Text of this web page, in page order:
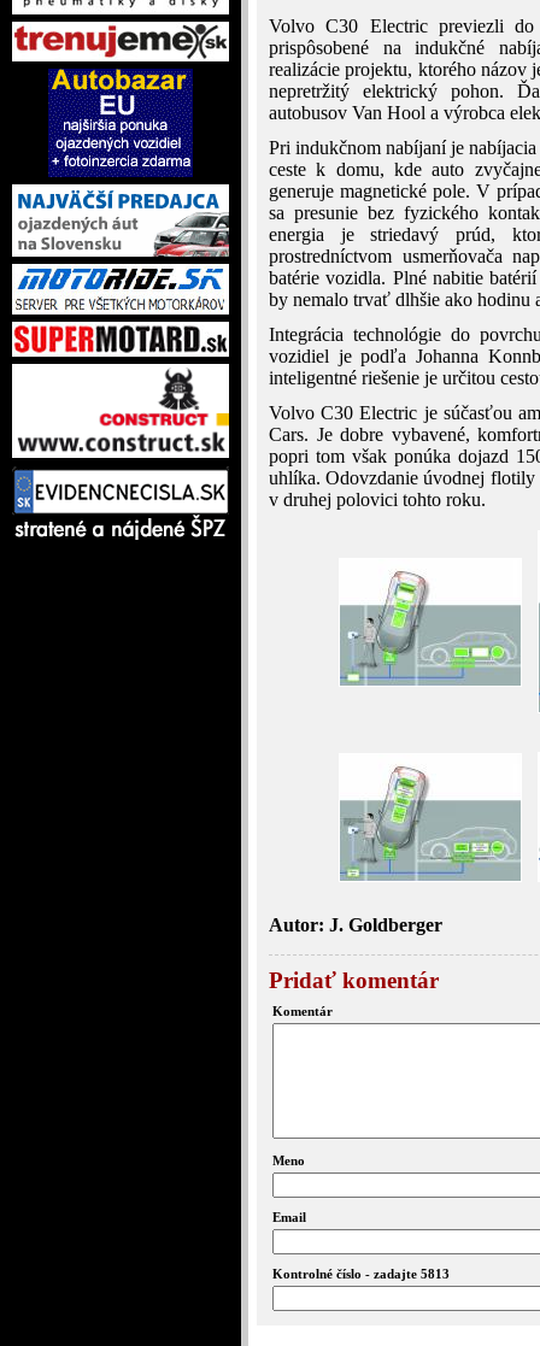
Volvo C30 Electric previezli
prispôsobené na indukčné
realizácie projektu, ktorého názov
nepretržitý elektrický pohon.
autobusov Van Hool a výrobca
Pri indukčnom nabíjaní je
ceste k domu, kde auto
generuje magnetické pole. V
sa presunie bez fyzického
energia je striedavý prúd,
prostredníctvom usmerňovača
batérie vozidla. Plné nabitie
by nemalo trvať dlhšie ako hodinu
Integrácia technológie do
vozidiel je podľa Johanna
inteligentné riešenie je určitou
Volvo C30 Electric je súčasťou
Cars. Je dobre vybavené,
popri tom však ponúka dojazd
uhlíka. Odovzdanie úvodnej
v druhej polovici tohto roku.
Autor: J. Goldberger
Pridať komentár
Komentár
Meno
Email
Kontrolné číslo - zadajte 5813